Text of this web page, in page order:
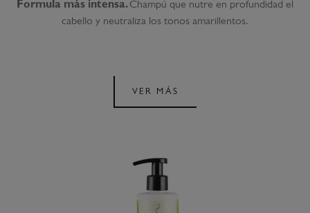
Formula más intensa.Champú que nutre en profundidad el
cabello y neutraliza los tonos amarillentos.
VER MÁS